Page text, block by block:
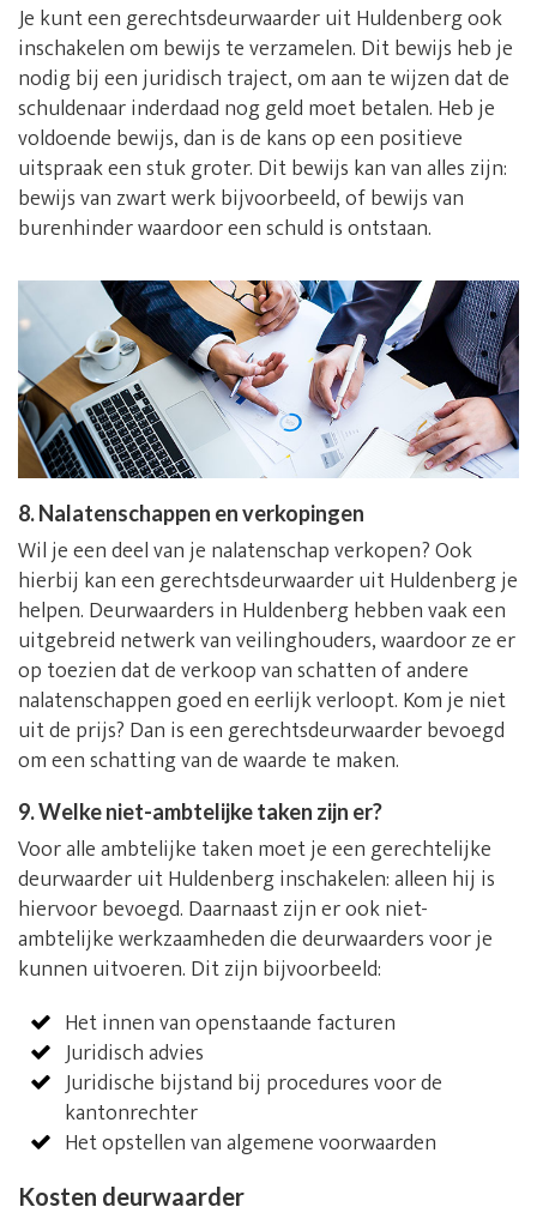
Je kunt een gerechtsdeurwaarder uit Huldenberg ook
inschakelen om bewijs te verzamelen. Dit bewijs heb je
nodig bij een juridisch traject, om aan te wijzen dat de
schuldenaar inderdaad nog geld moet betalen. Heb je
voldoende bewijs, dan is de kans op een positieve
uitspraak een stuk groter. Dit bewijs kan van alles zijn:
bewijs van zwart werk bijvoorbeeld, of bewijs van
burenhinder waardoor een schuld is ontstaan.
8. Nalatenschappen en verkopingen
Wil je een deel van je nalatenschap verkopen? Ook
hierbij kan een gerechtsdeurwaarder uit Huldenberg je
helpen. Deurwaarders in Huldenberg hebben vaak een
uitgebreid netwerk van veilinghouders, waardoor ze er
op toezien dat de verkoop van schatten of andere
nalatenschappen goed en eerlijk verloopt. Kom je niet
uit de prijs? Dan is een gerechtsdeurwaarder bevoegd
om een schatting van de waarde te maken.
9. Welke niet-ambtelijke taken zijn er?
Voor alle ambtelijke taken moet je een gerechtelijke
deurwaarder uit Huldenberg inschakelen: alleen hij is
hiervoor bevoegd. Daarnaast zijn er ook niet-
ambtelijke werkzaamheden die deurwaarders voor je
kunnen uitvoeren. Dit zijn bijvoorbeeld:
Het innen van openstaande facturen
Juridisch advies
Juridische bijstand bij procedures voor de
kantonrechter
Het opstellen van algemene voorwaarden
Kosten deurwaarder